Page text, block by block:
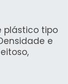
no
em itens
e
plástico tipo
e